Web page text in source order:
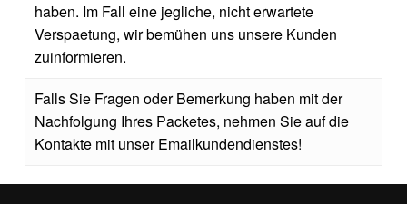
haben. Im Fall eine jegliche, nicht erwartete
Verspaetung, wir bemühen uns unsere Kunden
zuinformieren.
Falls Sie Fragen oder Bemerkung haben mit der
Nachfolgung Ihres Packetes, nehmen Sie auf die
Kontakte mit unser Emailkundendienstes!